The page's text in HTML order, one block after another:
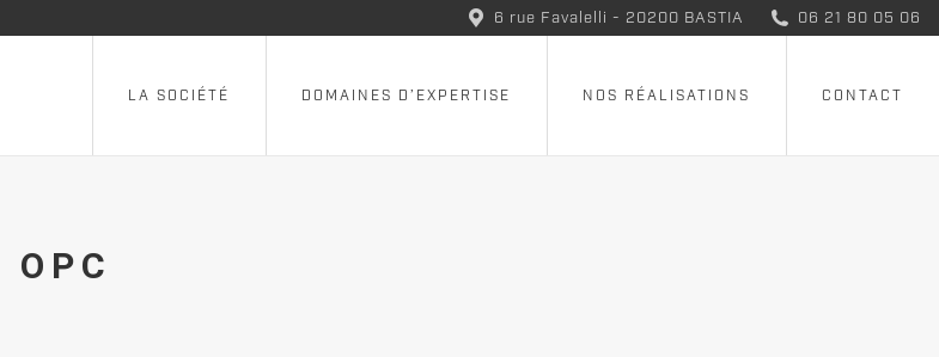
6 rue Favalelli - 20200 BASTIA 06 21 80 05 06
LA SOCIÉTÉ DOMAINES D’EXPERTISE NOS RÉALISATIONS CONTACT
OPC
LA SOCIÉTÉ DOMAINES D’EXPERTISE NOS RÉALISATIONS CONTACT